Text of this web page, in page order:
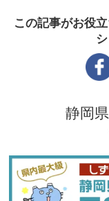
この記事がお役
静岡